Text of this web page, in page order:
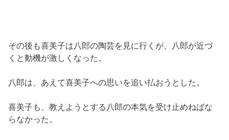
その後も喜美子は八郎の陶芸を見に行くが、八郎が近づ
くと動機が激しくなった。
八郎は、あえて喜美子への思いを追い払おうとした。
喜美子も、教えようとする八郎の本気を受け止めねばな
らなかった。